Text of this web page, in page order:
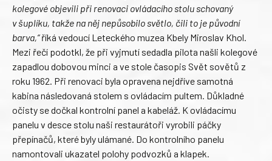
kolegové objevili při renovaci ovládacího stolu schovaný
v šuplíku, takže na něj nepůsobilo světlo, čili to je původní
barva,“říká vedoucí Leteckého muzea Kbely Miroslav Khol.
Mezi řečí podotkl, že při vyjmutí sedadla pilota našli kolegové
zapadlou dobovou minci a ve stole časopis Svět sovětů z
roku 1962. Při renovaci byla opravena nejdříve samotná
kabina následovaná stolem s ovládacím pultem. Důkladné
očisty se dočkal kontrolní panel a kabeláž. K ovládacímu
panelu v desce stolu naši restaurátoři vyrobili páčky
přepínačů, které byly ulámané. Do kontrolního panelu
namontovali ukazatel polohy podvozků a klapek.